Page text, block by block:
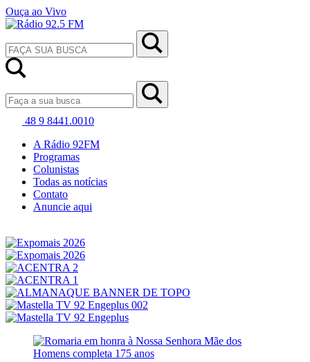
Ouça ao Vivo
48 9 8441.0010
A Rádio 92FM
Programas
Colunistas
Todas as notícias
Contato
Anuncie aqui